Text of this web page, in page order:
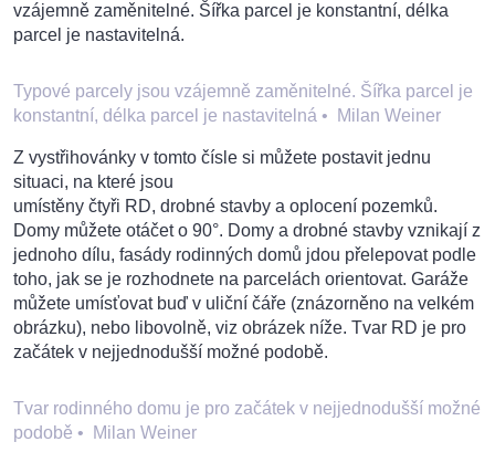
vzájemně zaměnitelné. Šířka parcel je konstantní, délka
parcel je nastavitelná.
Typové parcely jsou vzájemně zaměnitelné. Šířka parcel je
konstantní, délka parcel je nastavitelná • Milan Weiner
Z vystřihovánky v tomto čísle si můžete postavit jednu
situaci, na které jsou
umístěny čtyři RD, drobné stavby a oplocení pozemků.
Domy můžete otáčet o 90°. Domy a drobné stavby vznikají z
jednoho dílu, fasády rodinných domů jdou přelepovat podle
toho, jak se je rozhodnete na parcelách orientovat. Garáže
můžete umísťovat buď v uliční čáře (znázorněno na velkém
obrázku), nebo libovolně, viz obrázek níže. Tvar RD je pro
začátek v nejjednodušší možné podobě.
Tvar rodinného domu je pro začátek v nejjednodušší možné
podobě • Milan Weiner